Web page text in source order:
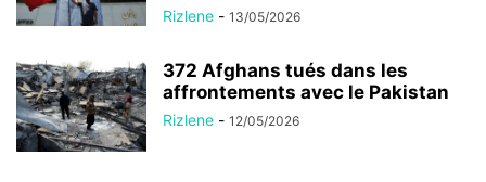
Rizlene - 13/05/2026
372 Afghans tués dans les
affrontements avec le Pakistan
Rizlene - 12/05/2026